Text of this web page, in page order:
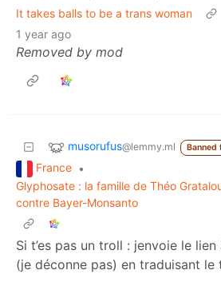
It takes balls to be a trans woman
1 year ago
Removed by mod
musorufus@lemmy.ml Banned
France •
Glyphosate : la famille de Théo
contre Bayer-Monsanto
Si t’es pas un troll : jenvoie le
(je déconne pas) en traduisant le